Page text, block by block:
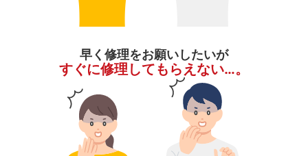
早く修理をお願いしたいが
すぐに修理してもらえない…。